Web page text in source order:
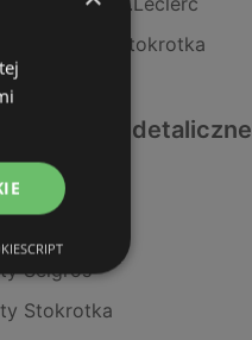
gazetki Stokrotka
sklepy detaliczne
Action
Selgros
Stokrotka